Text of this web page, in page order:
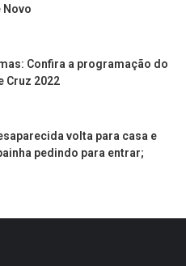
Novo
Confira a programação do
Cruz 2022
volta para casa e
pedindo para entrar;